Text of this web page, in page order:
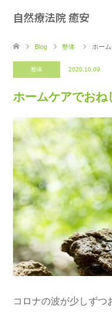
自然療法院 癒安
Blog 整体 ホー
整体 2020.10.09
ホームケアでおね
コロナの波が少しずつ